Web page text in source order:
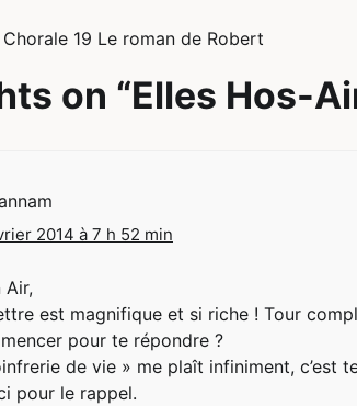
Chorale 19 Le roman de Robert
on “Elles Hos-
2014 à 7 h 52 min
Air,
est magnifique et si riche ! Tour
pour te répondre ?
de vie » me plaît infiniment, c’est
pour le rappel.